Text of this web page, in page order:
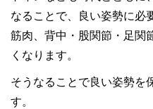
なることで、良い姿勢に必
筋肉、背中・股関節・足関
くなります。
そうなることで良い姿勢を
す。